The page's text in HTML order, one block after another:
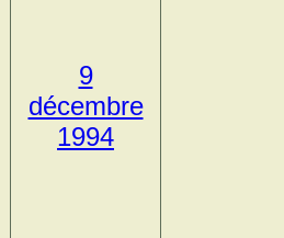
9
décembre
1994